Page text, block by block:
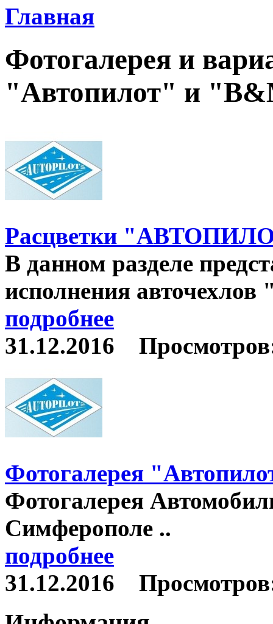
Главная
Фотогалерея и
"Автопилот" и
Расцветки
В данном разделе
исполнения
подробнее
31.12.2016
Фотогалерея
Фотогалерея
Симферополе ..
подробнее
31.12.2016